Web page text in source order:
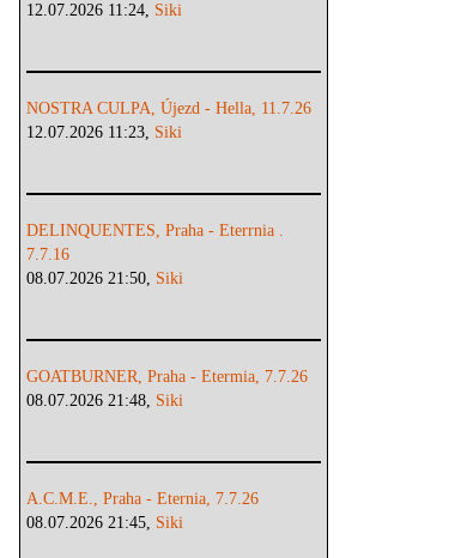
12.07.2026 11:24, Siki
NOSTRA CULPA, Újezd - Hella, 11.7.26
12.07.2026 11:23, Siki
DELINQUENTES, Praha - Eterrnia .
7.7.16
08.07.2026 21:50, Siki
GOATBURNER, Praha - Etermia, 7.7.26
08.07.2026 21:48, Siki
A.C.M.E., Praha - Eternia, 7.7.26
08.07.2026 21:45, Siki